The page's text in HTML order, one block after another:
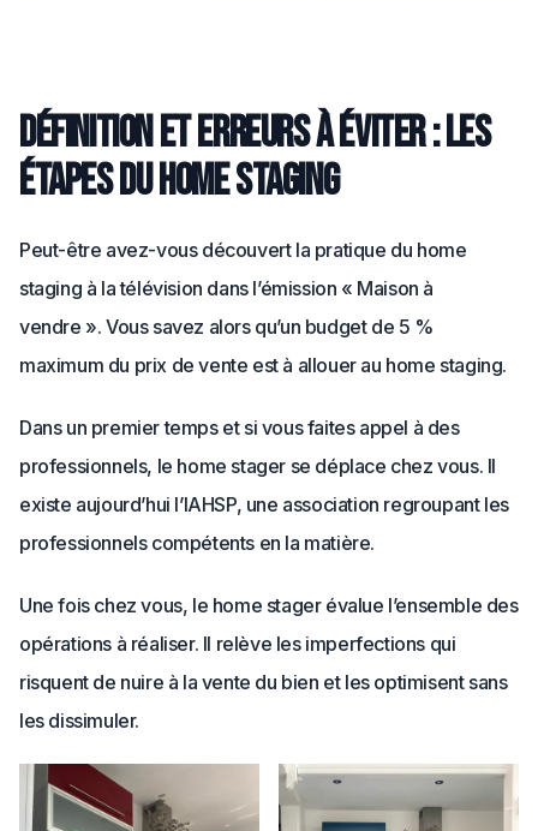
Définition et erreurs à éviter : les
étapes du home staging
Peut-être avez-vous découvert la pratique du home
staging à la télévision dans l’émission « Maison à
vendre ». Vous savez alors qu’un budget de 5 %
maximum du prix de vente est à allouer au home staging.
Dans un premier temps et si vous faites appel à des
professionnels, le home stager se déplace chez vous. Il
existe aujourd’hui l’IAHSP, une association regroupant les
professionnels compétents en la matière.
Une fois chez vous, le home stager évalue l’ensemble des
opérations à réaliser. Il relève les imperfections qui
risquent de nuire à la vente du bien et les optimisent sans
les dissimuler.